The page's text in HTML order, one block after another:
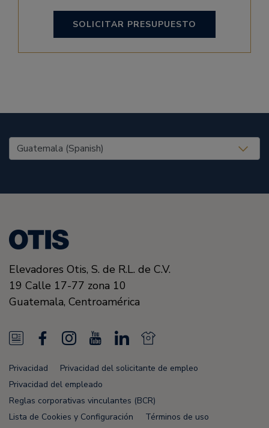
SOLICITAR PRESUPUESTO
United States (EN)
Elevadores Otis, S. de R.L. de C.V.
19 Calle 17-77 zona 10
Guatemala, Centroamérica
N
e
w
s
c
e
I
n
s
t
o
T
L
k
N
e
Privacidad
Privacidad del solicitante de empleo
Privacidad del empleado
Reglas corporativas vinculantes (BCR)
Lista de Cookies y Configuración
Términos de uso